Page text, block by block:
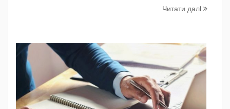
Читати далi